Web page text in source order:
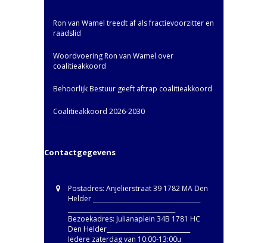
Ron van Wamel treedt af als fractievoorzitter en
raadslid
Woordvoering Ron van Wamel over
coalitieakkoord
Behoorlijk Bestuur geeft aftrap coalitieakkoord
Coalitieakkoord 2026-2030
Contactgegevens
Postadres: Anjelierstraat 39 1782 MA Den
Helder ____________________________________
Bezoekadres: Julianaplein 34B 1781 HC
Den Helder____________________________
Iedere zaterdag van 10:00-13:00u